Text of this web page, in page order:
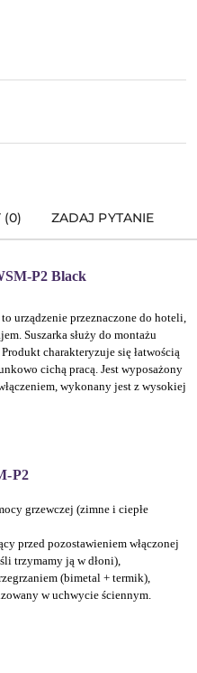
(0) ZADAJ PYTANIE
P2 Black
to urządzenie przeznaczone do hoteli,
Suszarka służy do montażu
charakteryzuje się łatwością
cichą pracą. Jest wyposażony
wykonany jest z wysokiej
P2
grzewczej (zimne i ciepłe
przed pozostawieniem włączonej
trzymamy ją w dłoni),
(bimetal + termik),
w uchwycie ściennym.